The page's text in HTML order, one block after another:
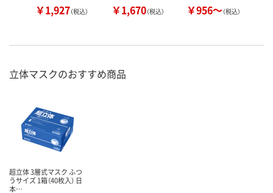
￥1,927（税込） ￥1,670（税込） ￥956～（税込）
立体マスクのおすすめ商品
超立体 3層式マスク ふつ
うサイズ 1箱（40枚入） 日
本…